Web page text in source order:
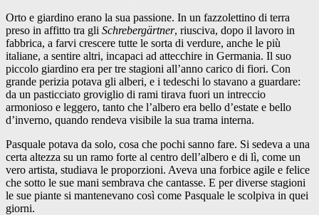
Orto e giardino erano la sua passione. In un fazzolettino di terra
preso in affitto tra gli Schrebergärtner, riusciva, dopo il lavoro in
fabbrica, a farvi crescere tutte le sorta di verdure, anche le più
italiane, a sentire altri, incapaci ad attecchire in Germania. Il suo
piccolo giardino era per tre stagioni all’anno carico di fiori. Con
grande perizia potava gli alberi, e i tedeschi lo stavano a guardare:
da un pasticciato groviglio di rami tirava fuori un intreccio
armonioso e leggero, tanto che l’albero era bello d’estate e bello
d’inverno, quando rendeva visibile la sua trama interna.
Pasquale potava da solo, cosa che pochi sanno fare. Si sedeva a una
certa altezza su un ramo forte al centro dell’albero e di lì, come un
vero artista, studiava le proporzioni. Aveva una forbice agile e felice
che sotto le sue mani sembrava che cantasse. E per diverse stagioni
le sue piante si mantenevano così come Pasquale le scolpiva in quei
giorni.